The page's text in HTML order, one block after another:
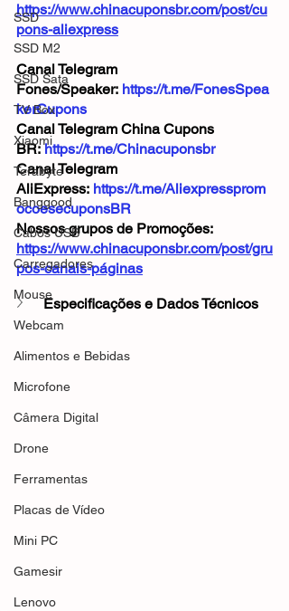
SSD
SSD M2
SSD Sata
TV Box
Xiaomi
Terabyte
Banggood
Cabos USB
Carregadores
Mouse
Webcam
Alimentos e Bebidas
Microfone
Câmera Digital
Drone
Ferramentas
Placas de Vídeo
Mini PC
Gamesir
Lenovo
https://www.chinacuponsbr.com/post/cu
pons-aliexpress
Canal Telegram
Fones/Speaker: https://t.me/FonesSpea
kerCupons
Canal Telegram China Cupons
BR: https://t.me/Chinacuponsbr
Canal Telegram
AliExpress: https://t.me/Aliexpressprom
ocoesecuponsBR
Nossos grupos de Promoções:
https://www.chinacuponsbr.com/post/gru
pos-canais-páginas
Especificações e Dados Técnicos